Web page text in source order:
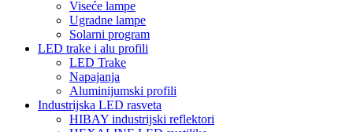
Viseće lampe
Ugradne lampe
Solarni program
LED trake i alu profili
LED Trake
Napajanja
Aluminijumski profili
Industrijska LED rasveta
HIBAY industrijski reflektori